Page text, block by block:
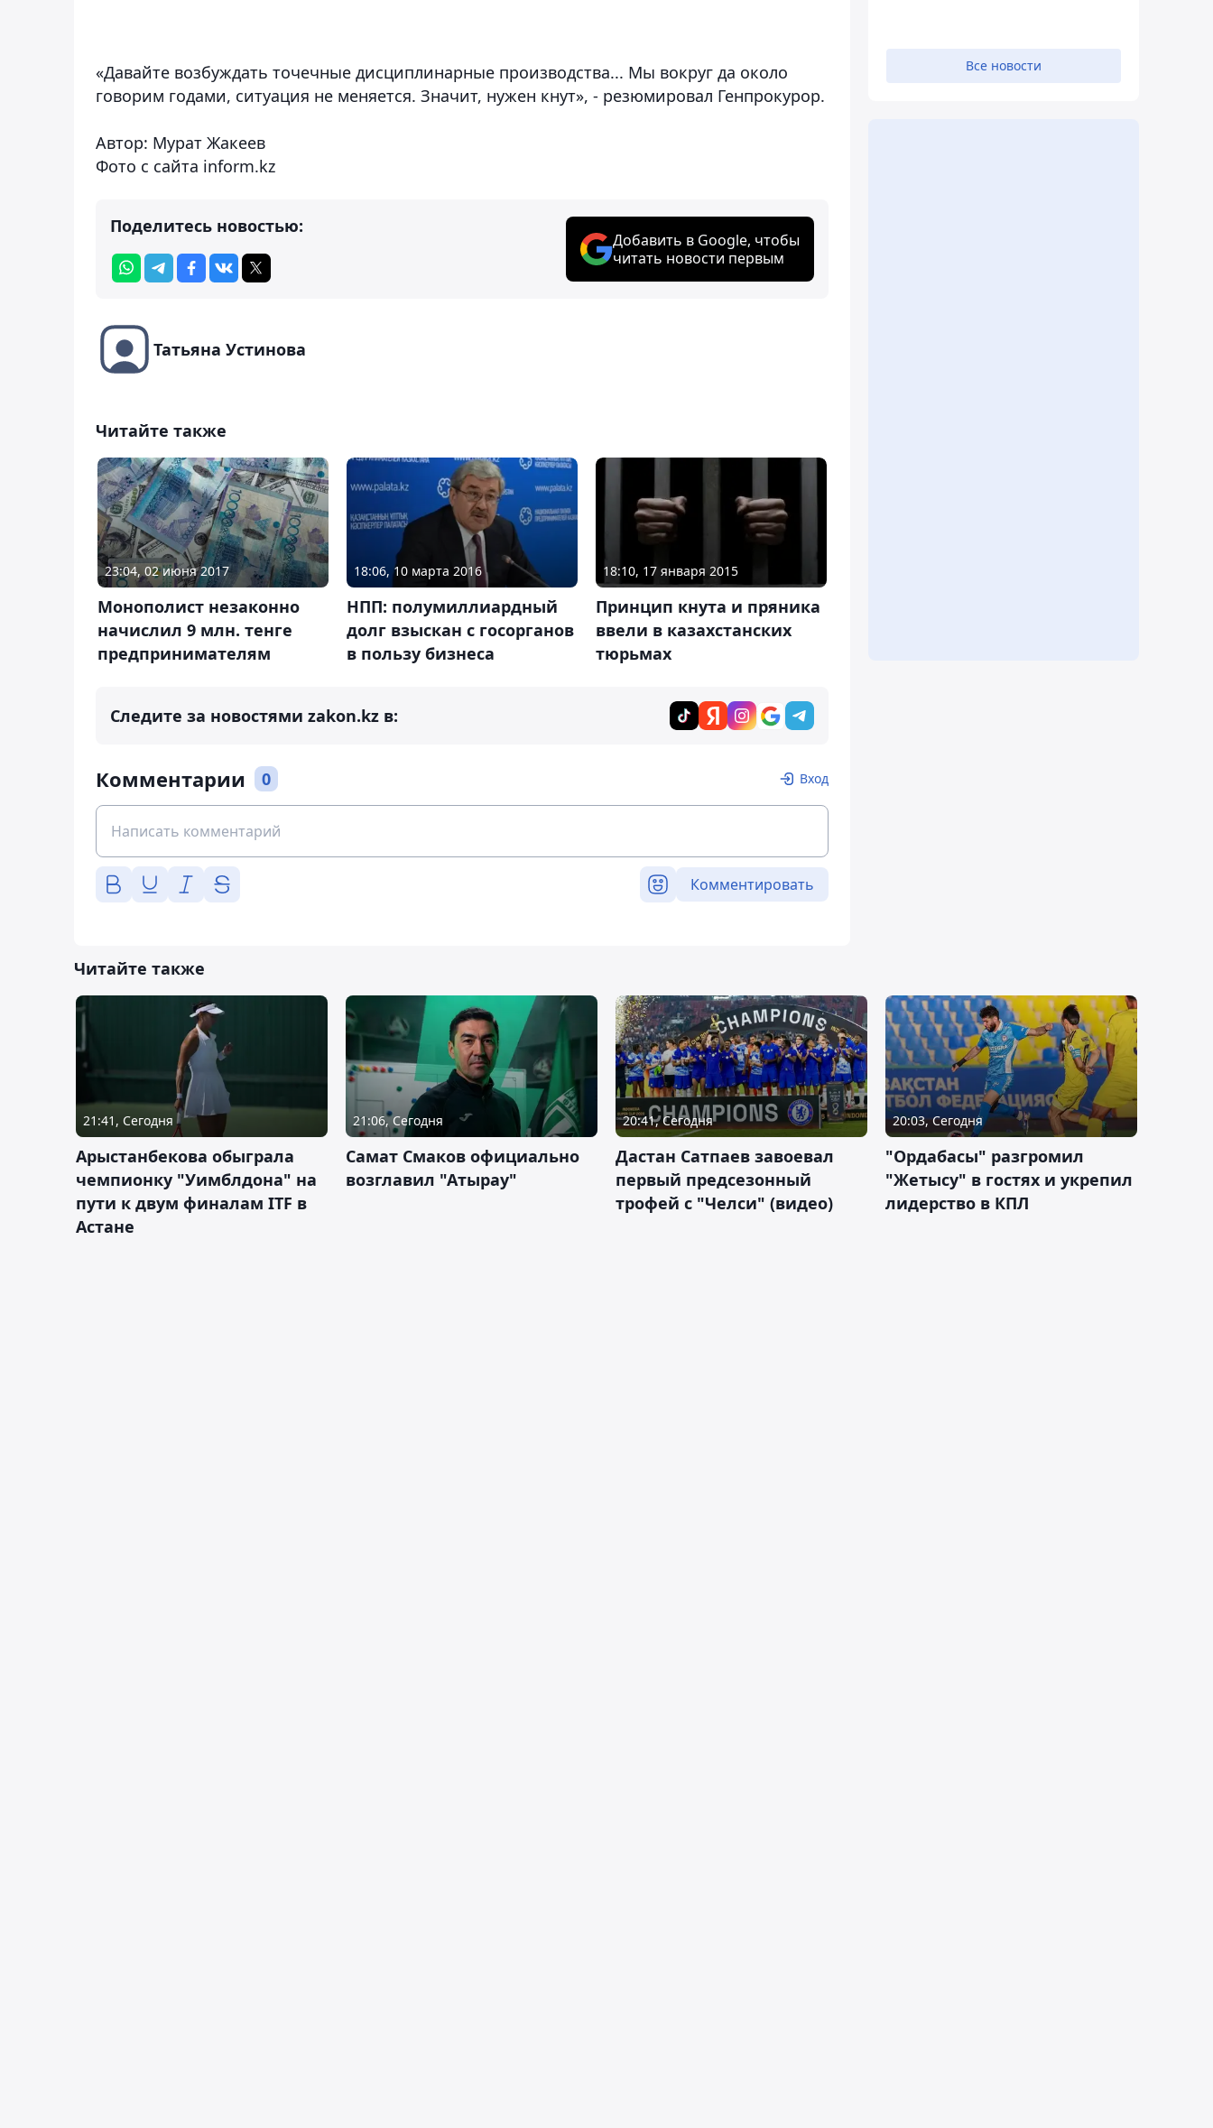
«Давайте возбуждать точечные дисциплинарные производства... Мы вокруг да около
говорим годами, ситуация не меняется. Значит, нужен кнут», - резюмировал Генпрокурор.
Автор: Мурат Жакеев
Фото с сайта inform.kz
Поделитесь новостью:
Добавить в Google, чтобы
читать новости первым
Татьяна Устинова
Читайте также
23:04, 02 июня 2017
Монополист незаконно
начислил 9 млн. тенге
предпринимателям
18:06, 10 марта 2016
НПП: полумиллиардный
долг взыскан с госорганов
в пользу бизнеса
18:10, 17 января 2015
Принцип кнута и пряника
ввели в казахстанских
тюрьмах
Следите за новостями zakon.kz в:
Комментарии 0 Вход
Комментировать
Все новости
Читайте также
21:41, Сегодня
Арыстанбекова обыграла
чемпионку "Уимблдона" на
пути к двум финалам ITF в
Астане
21:06, Сегодня
Самат Смаков официально
возглавил "Атырау"
20:41, Сегодня
Дастан Сатпаев завоевал
первый предсезонный
трофей с "Челси" (видео)
20:03, Сегодня
"Ордабасы" разгромил
"Жетысу" в гостях и укрепил
лидерство в КПЛ